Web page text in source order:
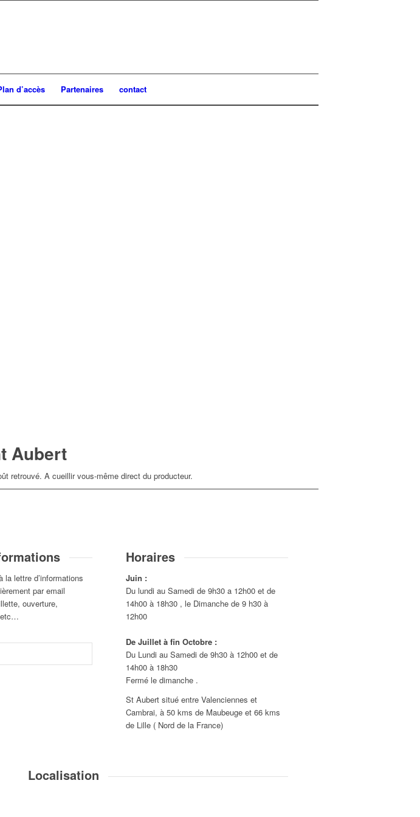
d’accès Partenaires contact
Aubert
retrouvé. A cueillir vous-même direct du producteur.
la lettre d’informations
par email
ouverture,
etc…
Horaires
Juin :
Du lundi au Samedi de 9h30 a 12h00 et de
14h00 à 18h30 , le Dimanche de 9 h30 à
12h00
De Juillet à fin Octobre :
Du Lundi au Samedi de 9h30 à 12h00 et de
14h00 à 18h30
Fermé le dimanche .
St Aubert situé entre Valenciennes et
Cambrai, à 50 kms de Maubeuge et 66 kms
de Lille ( Nord de la France)
Localisation